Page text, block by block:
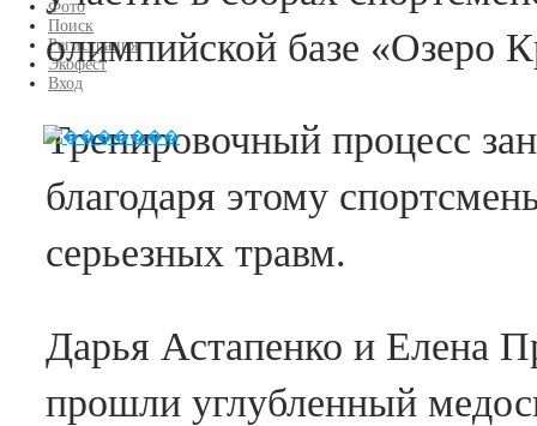
Фото
Поиск
Регистрация
Экофест
Вход
олимпийской базе «Озеро
Тренировочный процесс
благодаря этому
серьезных травм.
Дарья Астапенко и Елена
прошли углубленный